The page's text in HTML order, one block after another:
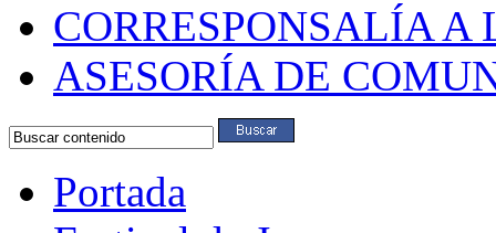
CORRESPONSALÍA A
ASESORÍA DE
Portada